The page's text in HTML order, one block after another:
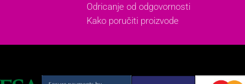
Odricanje od odgovornosti
Kako poručiti proizvode